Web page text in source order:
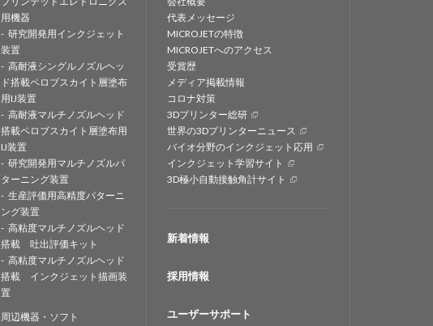
用機器
研究開発用インクジェット
装置
高耐液シングルノズルヘッ
ド搭載ペロブスカイト層塗布
用IJ装置
高耐液マルチノズルヘッド
搭載ペロブスカイト層塗布用
IJ装置
研究開発用マルチノズルパ
ターニング装置
生産評価用高精度パターニ
ング装置
高粘度マルチノズルヘッド
搭載 吐出評価キット
高粘度マルチノズルヘッド
搭載 インクジェット描画装
置
周辺機器・ソフト
代表メッセージ
MICROJETの特徴
MICROJETへのアクセス
受賞歴
メディア掲載情報
コロナ対策
3Dプリンター総研
世界の3Dプリンターニュース
バイオ分野のインクジェット応用
インクジェット学習サイト
3D極小自動接触角計サイト
新着情報
採用情報
ユーザーサポート